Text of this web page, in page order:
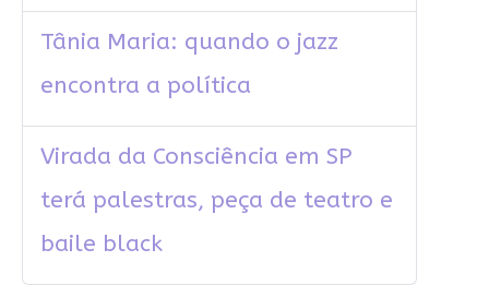
Tânia Maria: quando o jazz
encontra a política
Virada da Consciência em SP
terá palestras, peça de teatro e
baile black